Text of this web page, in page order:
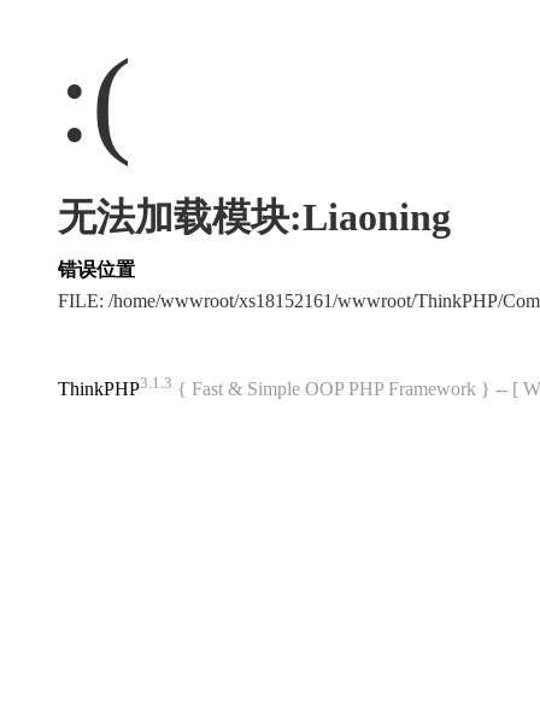
:(
无法加载模块:Liaoning
错误位置
FILE: /home/wwwroot/xs18152161/wwwroot/ThinkPHP/
ThinkPHP3.1.3 { Fast & Simple OOP PHP Framework } -- [